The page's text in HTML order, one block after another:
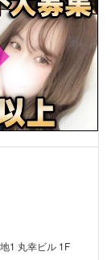
1 丸幸ビル 1F